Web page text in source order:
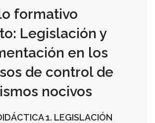
formativo
Legislación y
en los
de control de
nocivos
1. LEGISLACIÓN